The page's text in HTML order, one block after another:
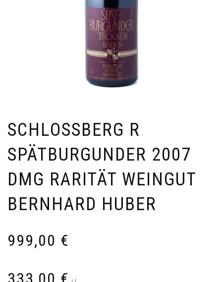
SCHLOSSBERG R
SPÄTBURGUNDER 2007
DMG RARITÄT WEINGUT
BERNHARD HUBER
999,00 €